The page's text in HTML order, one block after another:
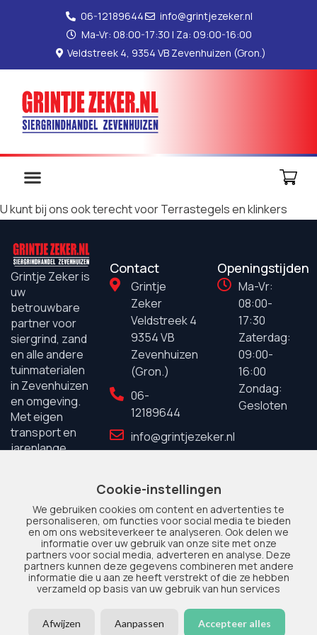
06-12189644
info@grintjezeker.nl
Ma-Vr: 08:00-17:30 | Za: 09:00-16:00
Veldstreek 4, 9354 VB Zevenhuizen (Gron.)
U kunt bij ons ook terecht voor Terrastegels en klinkers
Grintje Zeker is
uw
betrouwbare
partner voor
siergrind, zand
en alle andere
tuinmaterialen
in Zevenhuizen
en omgeving.
Met eigen
transport en
jarenlange
service.
Contact
Grintje
Zeker
Veldstreek 4
9354 VB
Zevenhuizen
(Gron.)
06-
12189644
info@grintjezeker.nl
Openingstijden
Ma-Vr:
08:00-
17:30
Zaterdag:
09:00-
16:00
Zondag:
Gesloten
rechten voorbehouden.
Privacy Sitemap
Cookie-instellingen
We gebruiken cookies om content en advertenties te
personaliseren, om functies voor social media te bieden
en om ons websiteverkeer te analyseren. Ook delen we
informatie over uw gebruik van onze site met onze
partners voor social media, adverteren en analyse. Deze
partners kunnen deze gegevens combineren met andere
informatie die u aan ze heeft verstrekt of die ze hebben
verzameld op basis van uw gebruik van hun services
Afwijzen Aanpassen Accepteer alles